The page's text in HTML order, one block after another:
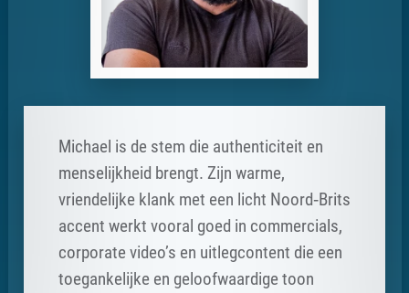
Michael is de stem die authenticiteit en
menselijkheid brengt. Zijn warme,
vriendelijke klank met een licht Noord‑Brits
accent werkt vooral goed in commercials,
corporate video’s en uitlegcontent die een
toegankelijke en geloofwaardige toon